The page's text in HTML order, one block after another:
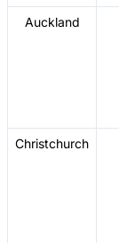
Auckland
Christchurch